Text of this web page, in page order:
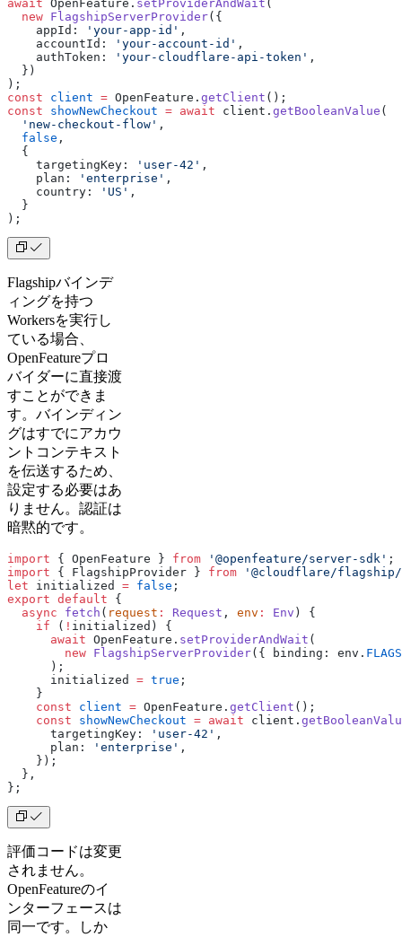
await OpenFeature. setProviderAndWait (
  new
FlagshipServerProvider({
    appId:
'your-app-id' ,
    accountId:
'your-account-id' ,
    authToken:
'your-cloudflare-api-token' ,
  })
);
const client = OpenFeature. getClient ();
const showNewCheckout = await client. getBooleanValue (
  'new-checkout-flow'
,
  false
,
  {
    targetingKey:
'user-42' ,
    plan:
'enterprise' ,
    country:
'US' ,
  }
);
Flagshipバインデ
ィングを持つ
Workersを実行し
ている場合、
OpenFeatureプロ
バイダーに直接渡
すことができま
す。バインディン
グはすでにアカウ
ントコンテキスト
を伝送するため、
設定する必要はあ
りません。認証は
暗黙的です。
import { OpenFeature } from '@openfeature/server-sdk' ;
import { FlagshipProvider } from '@cloudflare/
let initialized = false ;
export default {
  async
fetch ( request : Request , env : Env ) {
    if
( ! initialized) {
      await
OpenFeature. setProviderAndWait (
        new
FlagshipServerProvider({ binding: env. FLAGS
      );
      initialized
= true ;
    }
    const
client = OpenFeature. getClient ();
    const
showNewCheckout = await client.
      targetingKey:
'user-42' ,
      plan:
'enterprise' ,
    });
  },
};
評価コードは変更
されません。
OpenFeatureのイ
ンターフェースは
同一です。しか